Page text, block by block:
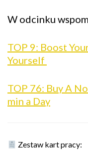
W odcinku
TOP 9: Boost
Yourself
TOP 76: Buy A
min a Day
Zestaw kart pracy: